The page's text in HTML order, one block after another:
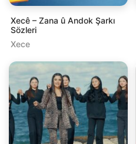
Xecê – Zana û Andok Şarkı
Sözleri
Xece